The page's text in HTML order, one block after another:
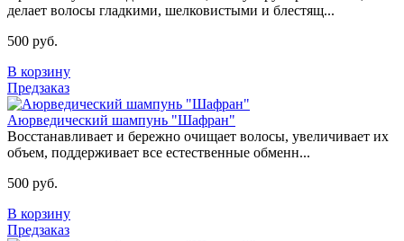
делает волосы гладкими, шелковистыми и блестящ...
500 руб.
В корзину
Предзаказ
Аюрведический шампунь "Шафран"
Восстанавливает и бережно очищает волосы, увеличивает их
объем, поддерживает все естественные обменн...
500 руб.
В корзину
Предзаказ